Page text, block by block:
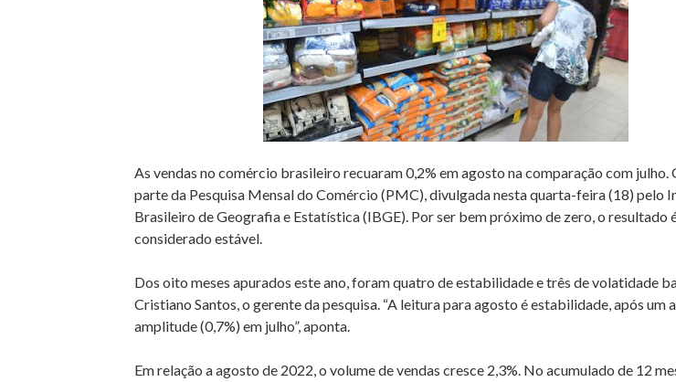
As vendas no comércio brasileiro recuaram 0,2% em agosto na comparação com julho.
parte da Pesquisa Mensal do Comércio (PMC), divulgada nesta quarta-feira (18) pelo
Brasileiro de Geografia e Estatística (IBGE). Por ser bem próximo de zero, o resultado
considerado estável.
Dos oito meses apurados este ano, foram quatro de estabilidade e três de volatidade
Cristiano Santos, o gerente da pesquisa. “A leitura para agosto é estabilidade, após um
amplitude (0,7%) em julho”, aponta.
Em relação a agosto de 2022, o volume de vendas cresce 2,3%. No acumulado de 12